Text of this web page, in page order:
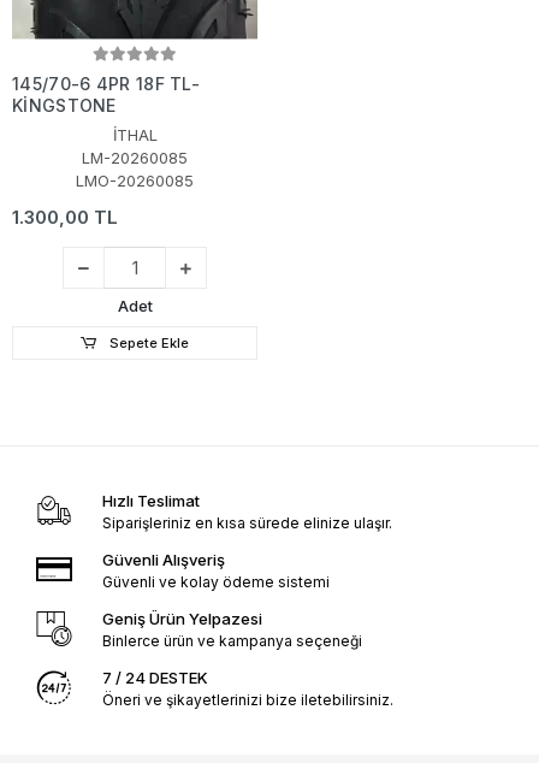
145/70-6 4PR 18F TL-
KİNGSTONE
İTHAL
LM-20260085
LMO-20260085
1.300,00 TL
Adet
Sepete Ekle
Hızlı Teslimat
Siparişleriniz en kısa sürede elinize ulaşır.
Güvenli Alışveriş
Güvenli ve kolay ödeme sistemi
Geniş Ürün Yelpazesi
Binlerce ürün ve kampanya seçeneği
7 / 24 DESTEK
Öneri ve şikayetlerinizi bize iletebilirsiniz.